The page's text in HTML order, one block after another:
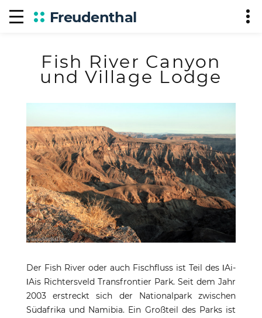
Freudenthal
Fish River Canyon
und Village Lodge
Der Fish River oder auch Fischfluss ist Teil des ǀAi-
ǀAis Richtersveld Transfrontier Park. Seit dem Jahr
2003 erstreckt sich der Nationalpark zwischen
Südafrika und Namibia. Ein Großteil des Parks ist